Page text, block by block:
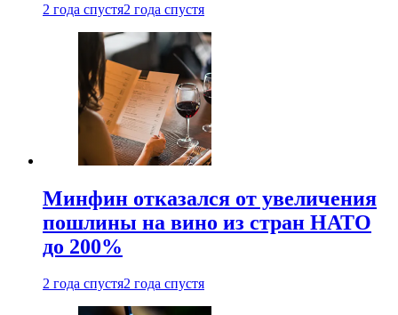
2 года спустя2 года спустя
Минфин отказался от увеличения
пошлины на вино из стран НАТО
до 200%
2 года спустя2 года спустя